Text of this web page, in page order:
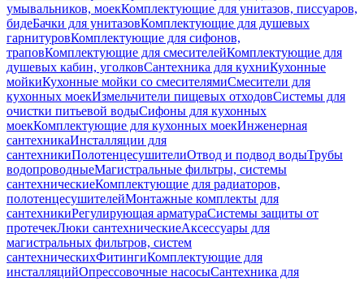
умывальников, моекКомплектующие для унитазов, писсуаров,
бидеБачки для унитазовКомплектующие для душевых
гарнитуровКомплектующие для сифонов,
траповКомплектующие для смесителейКомплектующие для
душевых кабин, уголковСантехника для кухниКухонные
мойкиКухонные мойки со смесителямиСмесители для
кухонных моекИзмельчители пищевых отходовСистемы для
очистки питьевой водыСифоны для кухонных
моекКомплектующие для кухонных моекИнженерная
сантехникаИнсталляции для
сантехникиПолотенцесушителиОтвод и подвод водыТрубы
водопроводныеМагистральные фильтры, системы
сантехническиеКомплектующие для радиаторов,
полотенцесушителейМонтажные комплекты для
сантехникиРегулирующая арматураСистемы защиты от
протечекЛюки сантехническиеАксессуары для
магистральных фильтров, систем
сантехническихФитингиКомплектующие для
инсталляцийОпрессовочные насосыСантехника для